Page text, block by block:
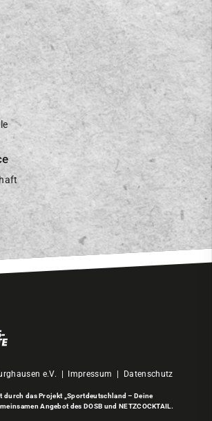
e.V. | Impressum Datenschutz
durch das Projekt„Sportdeutschland – Deine
Angebot des DOSB und NETZCOCKTAIL.